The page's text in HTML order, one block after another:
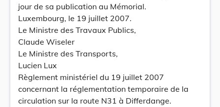
jour de sa publication au Mémorial.
Luxembourg, le 19 juillet 2007.
Le Ministre des Travaux Publics,
Claude Wiseler
Le Ministre des Transports,
Lucien Lux
Règlement ministériel du 19 juillet 2007
concernant la réglementation temporaire de la
circulation sur la route N31 à Differdange.